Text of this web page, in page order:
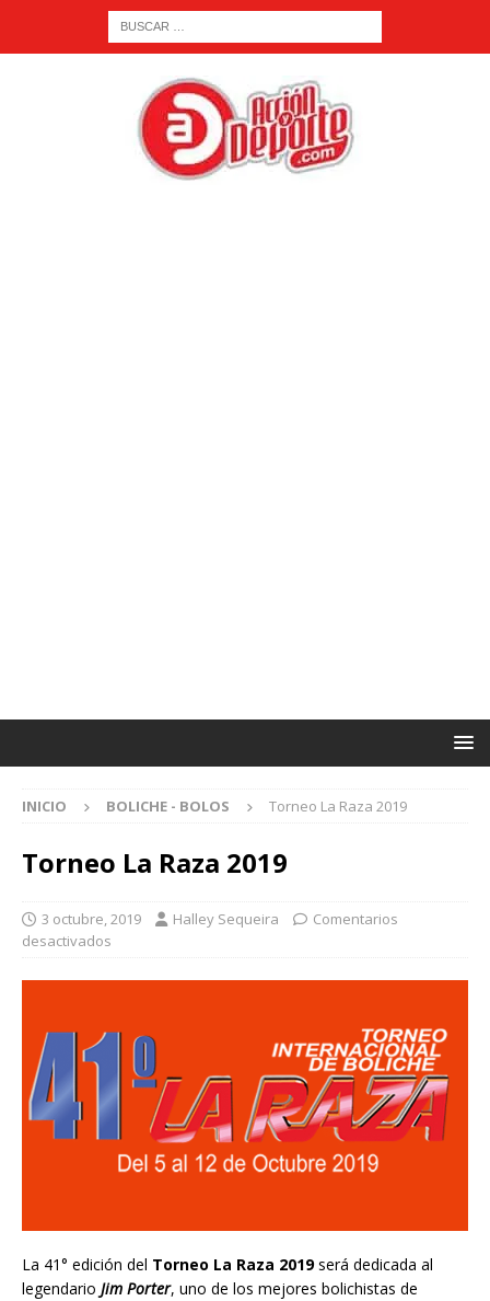
INICIO BOLICHE - BOLOS Torneo La Raza 2019
Torneo La Raza 2019
3 octubre, 2019 Halley Sequeira
Comentarios
desactivados
La 41° edición del Torneo La Raza 2019será dedicada al
legendario Jim Porter, uno de los mejores bolichistas de